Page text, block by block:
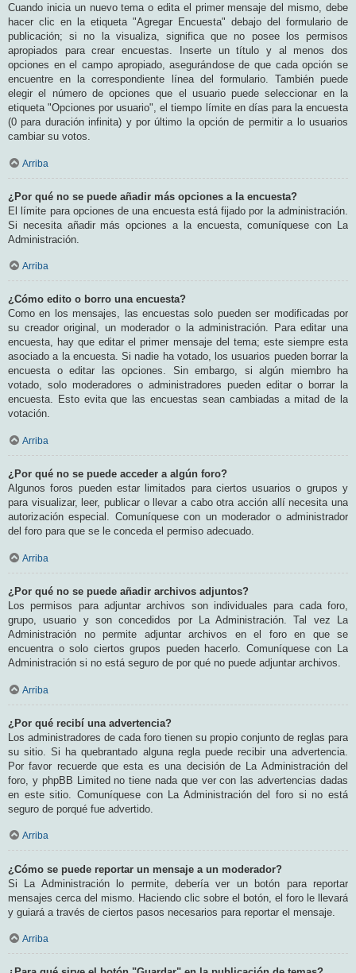
Cuando inicia un nuevo tema o edita el primer mensaje del mismo, debe
hacer clic en la etiqueta "Agregar Encuesta" debajo del formulario de
publicación; si no la visualiza, significa que no posee los permisos
apropiados para crear encuestas. Inserte un título y al menos dos
opciones en el campo apropiado, asegurándose de que cada opción se
encuentre en la correspondiente línea del formulario. También puede
elegir el número de opciones que el usuario puede seleccionar en la
etiqueta "Opciones por usuario", el tiempo límite en días para la encuesta
(0 para duración infinita) y por último la opción de permitir a lo usuarios
cambiar su votos.
Arriba
¿Por qué no se puede añadir más opciones a la encuesta?
El límite para opciones de una encuesta está fijado por la administración.
Si necesita añadir más opciones a la encuesta, comuníquese con La
Administración.
Arriba
¿Cómo edito o borro una encuesta?
Como en los mensajes, las encuestas solo pueden ser modificadas por
su creador original, un moderador o la administración. Para editar una
encuesta, hay que editar el primer mensaje del tema; este siempre esta
asociado a la encuesta. Si nadie ha votado, los usuarios pueden borrar la
encuesta o editar las opciones. Sin embargo, si algún miembro ha
votado, solo moderadores o administradores pueden editar o borrar la
encuesta. Esto evita que las encuestas sean cambiadas a mitad de la
votación.
Arriba
¿Por qué no se puede acceder a algún foro?
Algunos foros pueden estar limitados para ciertos usuarios o grupos y
para visualizar, leer, publicar o llevar a cabo otra acción allí necesita una
autorización especial. Comuníquese con un moderador o administrador
del foro para que se le conceda el permiso adecuado.
Arriba
¿Por qué no se puede añadir archivos adjuntos?
Los permisos para adjuntar archivos son individuales para cada foro,
grupo, usuario y son concedidos por La Administración. Tal vez La
Administración no permite adjuntar archivos en el foro en que se
encuentra o solo ciertos grupos pueden hacerlo. Comuníquese con La
Administración si no está seguro de por qué no puede adjuntar archivos.
Arriba
¿Por qué recibí una advertencia?
Los administradores de cada foro tienen su propio conjunto de reglas para
su sitio. Si ha quebrantado alguna regla puede recibir una advertencia.
Por favor recuerde que esta es una decisión de La Administración del
foro, y phpBB Limited no tiene nada que ver con las advertencias dadas
en este sitio. Comuníquese con La Administración del foro si no está
seguro de porqué fue advertido.
Arriba
¿Cómo se puede reportar un mensaje a un moderador?
Si La Administración lo permite, debería ver un botón para reportar
mensajes cerca del mismo. Haciendo clic sobre el botón, el foro le llevará
y guiará a través de ciertos pasos necesarios para reportar el mensaje.
Arriba